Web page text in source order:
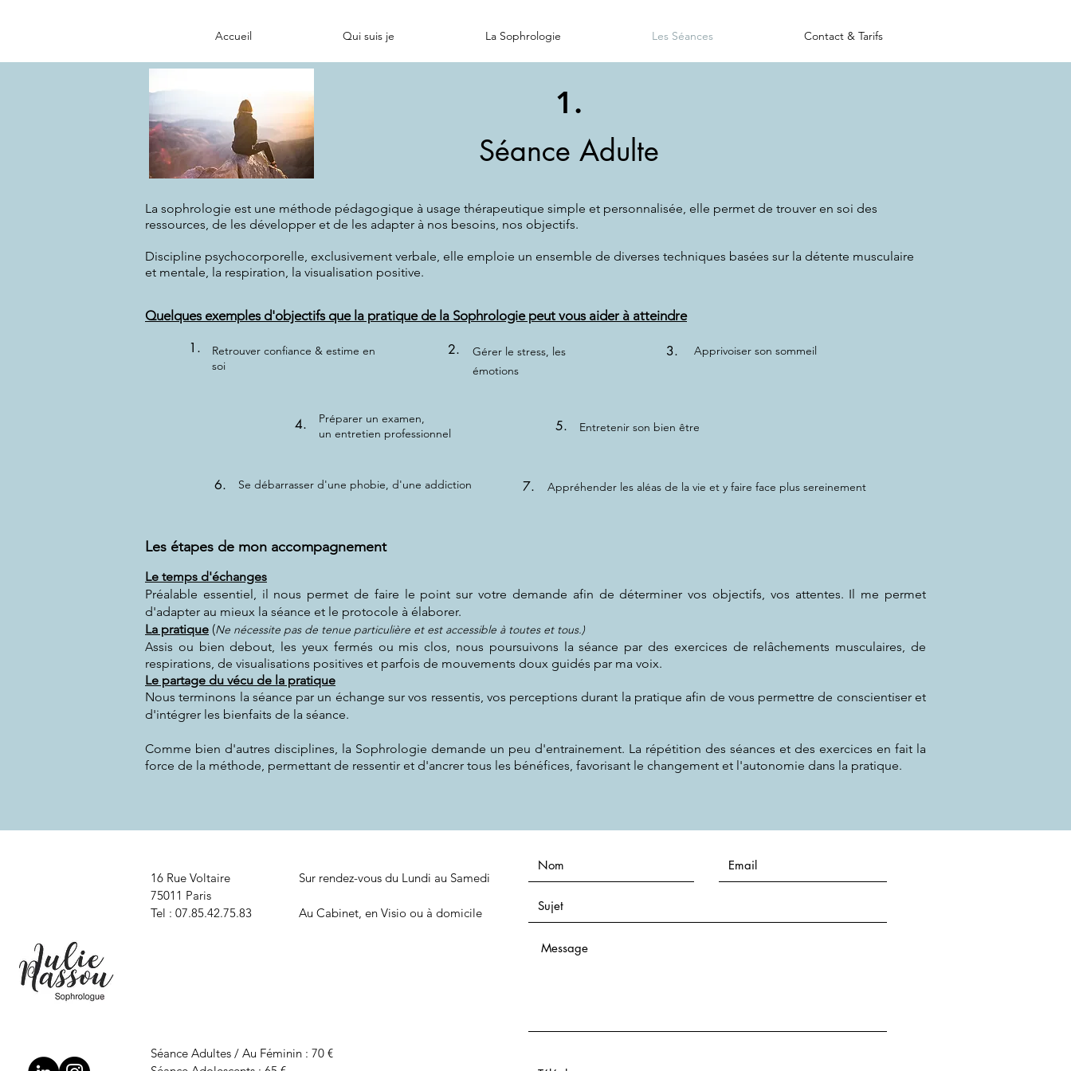
Accueil Qui suis je La Sophrologie Les Séances Contact & Tarifs
1.
Séance Adulte
La sophrologie est une méthode pédagogique à usage thérapeutique simple et personnalisée, elle permet de trouver en soi des
ressources, de les développer et de les adapter à nos besoins, nos objectifs.
Discipline psychocorporelle, exclusivement verbale, elle emploie un ensemble de diverses techniques basées sur la détente musculaire
et mentale, la respiration, la visualisation positive.
Quelques exemples d'objectifs que la pratique de la Sophrologie peut vous aider à atteindre
1.
Retrouver confiance & estime en
soi
2.
Gérer le stress, les
émotions
3. Apprivoiser son sommeil
4.
Préparer un examen,
un entretien professionnel
5. Entretenir son bien être
6. Se débarrasser d'une phobie, d'une addiction 7. Appréhender les aléas de la vie et y faire face plus sereinement
Les étapes de mon accompagnement
Le temps d'échanges
Préalable essentiel, il nous permet de faire le point sur votre demande afin de déterminer vos objectifs, vos attentes. Il me permet
d'adapter au mieux la séance et le protocole à élaborer.
La pratique (Ne nécessite pas de tenue particulière et est accessible à toutes et tous.)
Assis ou bien debout, les yeux fermés ou mis clos, nous poursuivons la séance par des exercices de relâchements musculaires, de
respirations, de visualisations positives et parfois de mouvements doux guidés par ma voix.​
Le partage du vécu de la pratique
Nous terminons la séance par un échange sur vos ressentis, vos perceptions durant la pratique afin de vous permettre de conscientiser et
d'intégrer les bienfaits de la séance.
Comme bien d'autres disciplines, la Sophrologie demande un peu d'entrainement. La répétition des séances et des exercices en fait la
force de la méthode, permettant de ressentir et d'ancrer tous les bénéfices, favorisant le changement et l'autonomie dans la pratique.
16 Rue Voltaire
75011 Paris
Tel : 07.85.42.75.83
Sur rendez-vous du Lundi au Samedi
Au Cabinet, en Visio ou à domicile
Séance Adultes / Au Féminin : 70 €